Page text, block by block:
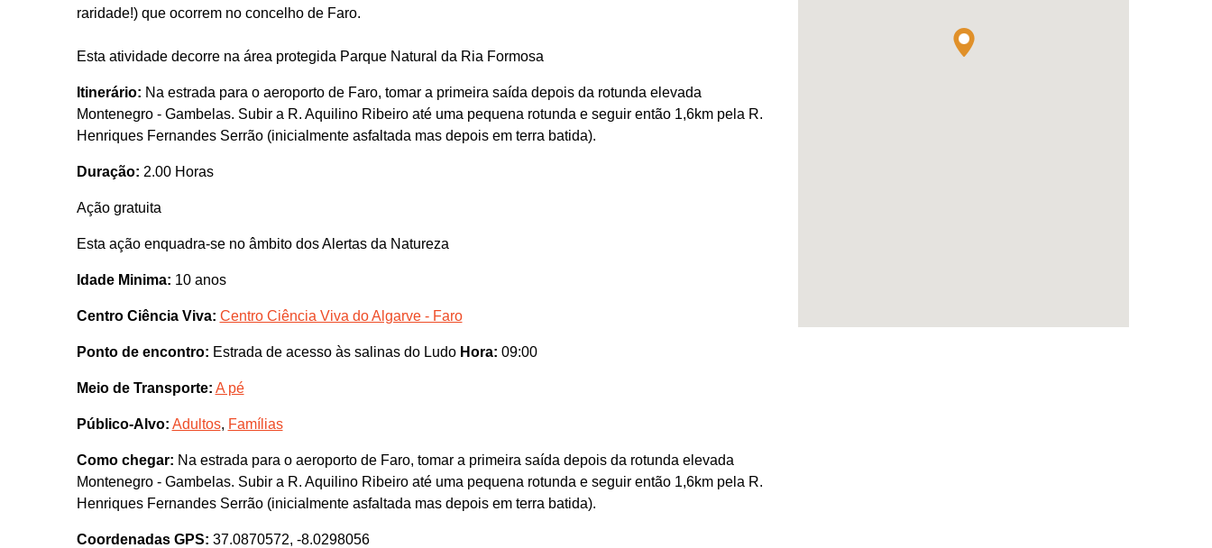
raridade!) que ocorrem no concelho de Faro.
Esta atividade decorre na área protegida Parque Natural da Ria Formosa
Itinerário: Na estrada para o aeroporto de Faro, tomar a primeira saída depois da rotunda elevada
Montenegro - Gambelas. Subir a R. Aquilino Ribeiro até uma pequena rotunda e seguir então 1,6km pela R.
Henriques Fernandes Serrão (inicialmente asfaltada mas depois em terra batida).
Duração: 2.00 Horas
Ação gratuita
Esta ação enquadra-se no âmbito dos Alertas da Natureza
Idade Minima: 10 anos
Centro Ciência Viva: Centro Ciência Viva do Algarve - Faro
Ponto de encontro: Estrada de acesso às salinas do Ludo Hora: 09:00
Meio de Transporte: A pé
Público-Alvo: Adultos, Famílias
Como chegar: Na estrada para o aeroporto de Faro, tomar a primeira saída depois da rotunda elevada
Montenegro - Gambelas. Subir a R. Aquilino Ribeiro até uma pequena rotunda e seguir então 1,6km pela R.
Henriques Fernandes Serrão (inicialmente asfaltada mas depois em terra batida).
Coordenadas GPS: 37.0870572, -8.0298056